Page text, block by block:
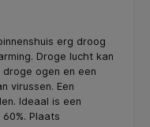
erg droog
Droge lucht kan
ogen en een
virussen. Een
Ideaal is een
Plaats